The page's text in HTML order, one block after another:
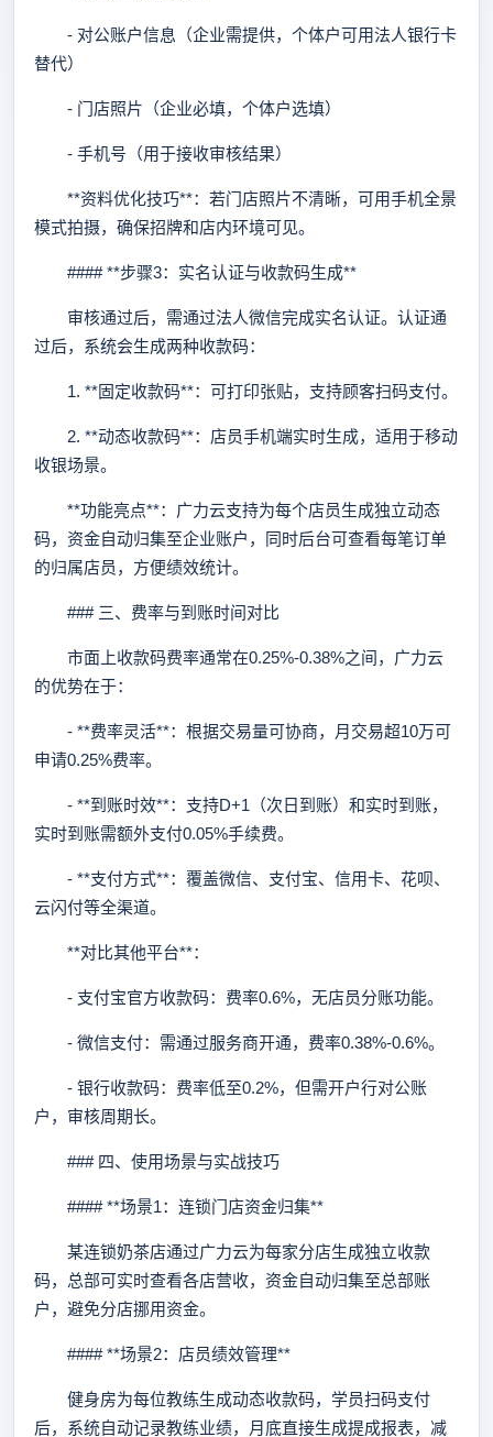
- 对公账户信息（企业需提供，个体户可用法人银行卡
替代）
- 门店照片（企业必填，个体户选填）
- 手机号（用于接收审核结果）
**资料优化技巧**：若门店照片不清晰，可用手机全景
模式拍摄，确保招牌和店内环境可见。
#### **步骤3：实名认证与收款码生成**
审核通过后，需通过法人微信完成实名认证。认证通
过后，系统会生成两种收款码：
1. **固定收款码**：可打印张贴，支持顾客扫码支付。
2. **动态收款码**：店员手机端实时生成，适用于移动
收银场景。
**功能亮点**：广力云支持为每个店员生成独立动态
码，资金自动归集至企业账户，同时后台可查看每笔订单
的归属店员，方便绩效统计。
### 三、费率与到账时间对比
市面上收款码费率通常在0.25%-0.38%之间，广力云
的优势在于：
- **费率灵活**：根据交易量可协商，月交易超10万可
申请0.25%费率。
- **到账时效**：支持D+1（次日到账）和实时到账，
实时到账需额外支付0.05%手续费。
- **支付方式**：覆盖微信、支付宝、信用卡、花呗、
云闪付等全渠道。
**对比其他平台**：
- 支付宝官方收款码：费率0.6%，无店员分账功能。
- 微信支付：需通过服务商开通，费率0.38%-0.6%。
- 银行收款码：费率低至0.2%，但需开户行对公账
户，审核周期长。
### 四、使用场景与实战技巧
#### **场景1：连锁门店资金归集**
某连锁奶茶店通过广力云为每家分店生成独立收款
码，总部可实时查看各店营收，资金自动归集至总部账
户，避免分店挪用资金。
#### **场景2：店员绩效管理**
健身房为每位教练生成动态收款码，学员扫码支付
后，系统自动记录教练业绩，月底直接生成提成报表，减